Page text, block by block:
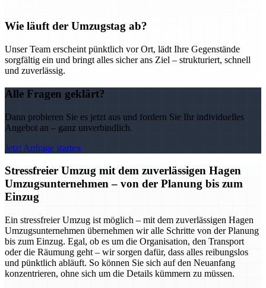
Wie läuft der Umzugstag ab?
Unser Team erscheint pünktlich vor Ort, lädt Ihre Gegenstände
sorgfältig ein und bringt alles sicher ans Ziel – strukturiert, schnell
und zuverlässig.
Alle Fragen geklärt?
Dann probieren Sie es jetzt aus und fordern Sie Ihr individuelles
Angebot an – ganz unverbindlich.
Jetzt Anfrage starten
Stressfreier Umzug mit dem zuverlässigen Hagen
Umzugsunternehmen – von der Planung bis zum
Einzug
Ein stressfreier Umzug ist möglich – mit dem zuverlässigen Hagen
Umzugsunternehmen übernehmen wir alle Schritte von der Planung
bis zum Einzug. Egal, ob es um die Organisation, den Transport
oder die Räumung geht – wir sorgen dafür, dass alles reibungslos
und pünktlich abläuft. So können Sie sich auf den Neuanfang
konzentrieren, ohne sich um die Details kümmern zu müssen.